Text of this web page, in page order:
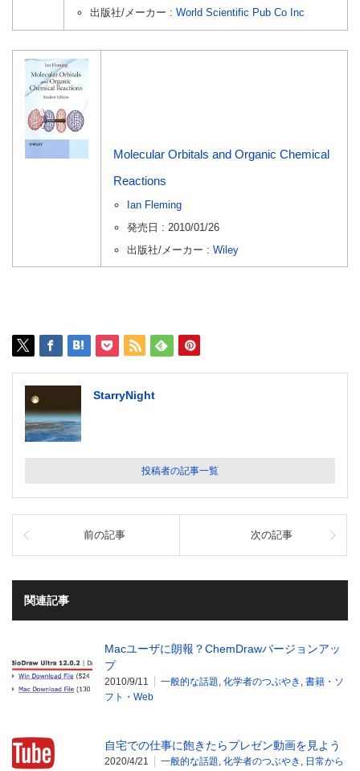
出版社/メーカー : World Scientific Pub Co Inc
Molecular Orbitals and Organic Chemical
Reactions
Ian Fleming
発売日 : 2010/01/26
出版社/メーカー : Wiley
StarryNight
投稿者の記事一覧
前の記事 次の記事
関連記事
Macユーザに朗報？ChemDrawバージョンアッ
プ
2010/9/11 一般的な話題, 化学者のつぶやき , 書籍・ソ
フト・Web
自宅での仕事に飽きたらプレゼン動画を見よう
2020/4/21 一般的な話題, 化学者のつぶやき , 日常から